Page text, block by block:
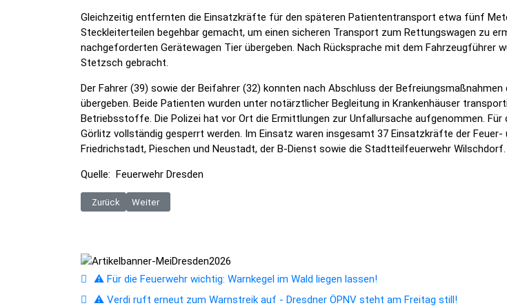
Gleichzeitig entfernten die Einsatzkräfte für den späteren Patiententransport etwa fünf
Steckleiterteilen begehbar gemacht, um einen sicheren Transport zum Rettungswagen zu
nachgeforderten Gerätewagen Tier übergeben. Nach Rücksprache mit dem Fahrzeugführer
Stetzsch gebracht.
Der Fahrer (39) sowie der Beifahrer (32) konnten nach Abschluss der
übergeben. Beide Patienten wurden unter notärztlicher Begleitung in Krankenhäuser
Betriebsstoffe. Die Polizei hat vor Ort die Ermittlungen zur Unfallursache aufgenommen.
Görlitz vollständig gesperrt werden. Im Einsatz waren insgesamt 37 Einsatzkräfte der
Friedrichstadt, Pieschen und Neustadt, der B-Dienst sowie die Stadtteilfeuerwehr Wilschdorf.
Quelle: Feuerwehr Dresden
Vorheriger Beitrag: BPOLI BHL: Zehn Haftbefehle vollstreckt
Zurück Nächster Beitrag: BPOLI DD: Schreckschusswaffe, Messer und illegale Böller: Bewaffneter
Weiter
⚠️ Für die Feuerwehr wichtig: Warnkegel im Wald liegen lassen!
⚠️ Verdi ruft erneut zum Warnstreik auf - Dresdner ÖPNV steht am Freitag still!